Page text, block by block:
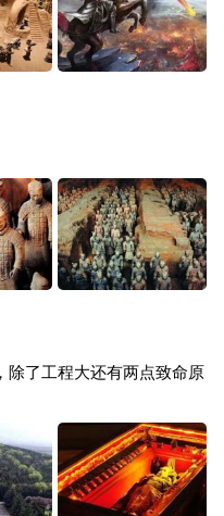
除了工程大还有两点致命原